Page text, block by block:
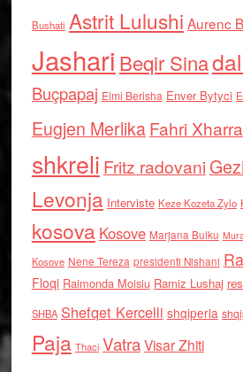
Bushati Astrit Lulushi Aurenc
Jashari Beqir Sina
Buçpapaj Elmi Berisha Enver Bytyci
Eugjen MerlikaFahri Xharra
shkreli Fritz radovani
Levonja Interviste Keze Kozeta Zylo
kosova Kosove Marjana Bulku
Kosove Nene Tereza presidenti Nishani
Floqi Raimonda Moisiu Ramiz Lushaj
SHBA Shefqet Kercelli shqiperia
Paja Thaci VatraVisar Zhiti